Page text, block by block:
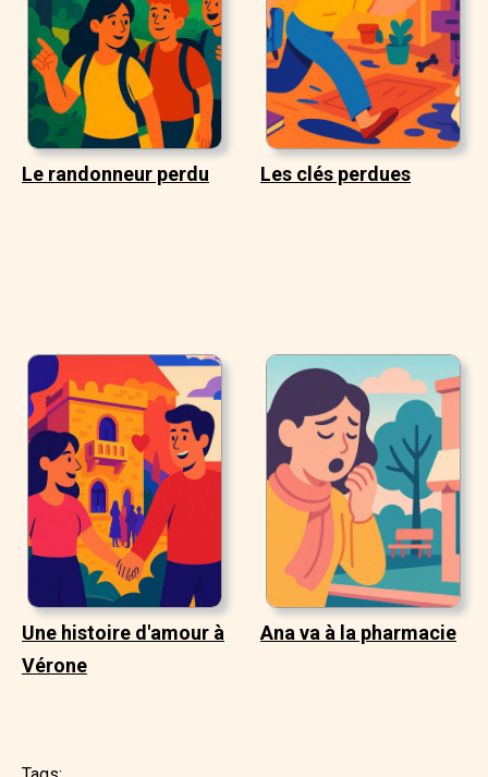
Le randonneur perdu Les clés perdues
Une histoire d'amour à
Vérone
Ana va à la pharmacie